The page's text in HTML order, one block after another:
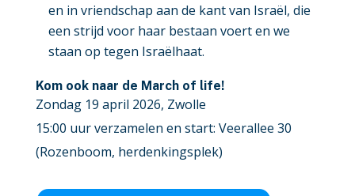
en in vriendschap aan de kant van Israël, die
een strijd voor haar bestaan voert en we
staan op tegen Israëlhaat.
Kom ook naar de March of life!
Zondag 19 april 2026, Zwolle
15:00 uur verzamelen en start: Veerallee 30
(Rozenboom, herdenkingsplek)